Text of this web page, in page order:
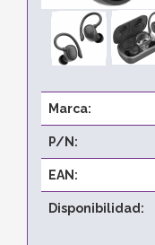
Marca:
P/N:
EAN:
Disponibilidad: